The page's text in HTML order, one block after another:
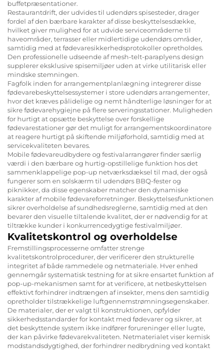
buffetpræsentationer.
Restaurantdrift, der udvides til udendørs spisesteder, drager
fordel af den bærbare karakter af disse beskyttelsesdække,
hvilket giver mulighed for at udvide serviceområderne til
haveområder, terrasser eller midlertidige udendørs områder,
samtidig med at fødevaresikkerhedsprotokoller opretholdes.
Den professionelle udseende af mesh-telt-paraplyens design
supplerer eksklusive spisemiljøer uden at virke utilitarisk eller
mindske stemningen.
Fagfolk inden for arrangementplanlægning integrerer disse
fødevarebeskyttelsessystemer i store udendørs arrangementer,
hvor det kræves pålidelige og nemt håndterlige løsninger for at
sikre fødevarehygiejne på flere serveringsstationer. Muligheden
for hurtigt at opsætte beskyttelse over forskellige
fødevarestationer gør det muligt for arrangementskoordinatore
at reagere hurtigt på skiftende miljøforhold, samtidig med at
servicekvaliteten bevares.
Mobile fødevareudbydere og festivalarrangører finder særlig
værdi i den bærbare og hurtig-opstillelige funktion hos det
sammenklappelige pop-up netværksdæksel til mad, der også
fungerer som en solskærm til udendørs BBQ-fester og
piknikker, da disse egenskaber matcher den dynamiske
karakter af mobile fødevareforretninger. Beskyttelsesfunktionen
sikrer overholdelse af sundhedsreglerne, samtidig med at den
bevarer den visuelle tiltalende kvalitet, der er nødvendig for at
tiltrække kunder i konkurrencedygtige festivalmiljøer.
Kvalitetskontrol og overholdelse
Fremstillingsprocesserne omfatter strenge
kvalitetskontrolprocedurer, der verificerer den strukturelle
integritet af både rammedele og netmateriale. Hver enhed
gennemgår systematisk testning for at sikre ensartet funktion af
pop-up-mekanismen samt for at verificere, at netbeskyttelsen
effektivt forhindrer indtrængen af insekter, mens den samtidig
opretholder tilstrækkelige luftgennemstrømningsegenskaber.
De materialer, der er valgt til konstruktionen, opfylder
sikkerhedsstandarder for kontakt med fødevarer og sikrer, at
det beskyttende system ikke indfører forureninger eller lugte,
der kan påvirke fødevarekvaliteten. Netmaterialet viser kemisk
modstandsdygtighed, der forhindrer nedbrydning ved kontakt